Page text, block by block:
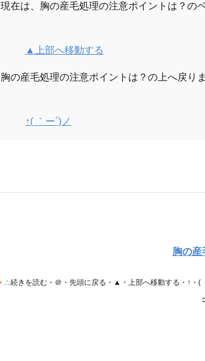
現在は、胸の産毛処理の注意ポイントは？の
▲上部へ移動する
胸の産毛処理の注意ポイントは？の上へ戻りま
↑( ｀ー´)ノ
胸の産
∴続きを読む・＠・先頭に戻る・▲・上部へ移動する・↑